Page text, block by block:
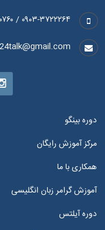
۰۹۰۳-۳۷۲۲۲۶۴ / ۰۹۰۲-۲۵۴۰۷۶۰
دوره بینگو
مرکز آموزش رایگان
همکاری با ما
آموزش گرامر زبان انگلیسی
دوره آیلتس